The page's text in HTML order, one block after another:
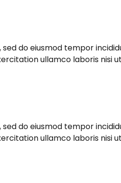
do eiusmod tempor
ullamco laboris nisi
do eiusmod tempor
ullamco laboris nisi